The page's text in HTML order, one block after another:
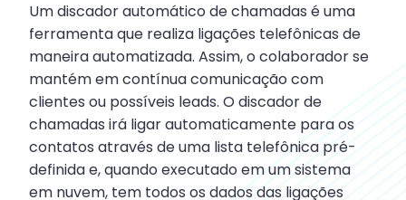
Um discador automático de chamadas é uma
ferramenta que realiza ligações telefônicas de
maneira automatizada. Assim, o colaborador se
mantém em contínua comunicação com
clientes ou possíveis leads. O discador de
chamadas irá ligar automaticamente para os
contatos através de uma lista telefônica pré-
definida e, quando executado em um sistema
em nuvem, tem todos os dados das ligações